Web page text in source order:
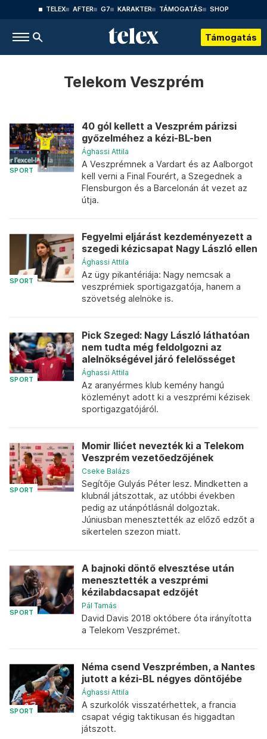
TELEX AFTER G7 KARAKTER TÁMOGATÁS SHOP
Támogatás
Telekom Veszprém
SPORT
40 gól kellett a Veszprém párizsi
győzelméhez a kézi-BL-ben
Ághassi Attila
A Veszprémnek a Vardart és az Aalborgot
kell verni a Final Fourért, a Szegednek a
Flensburgon és a Barcelonán át vezet az
útja.
SPORT
Fegyelmi eljárást kezdeményezett a
szegedi kézicsapat Nagy László ellen
Ághassi Attila
Az ügy pikantériája: Nagy nemcsak a
veszprémiek sportigazgatója, hanem a
szövetség alelnöke is.
SPORT
Pick Szeged: Nagy László láthatóan
nem tudta még feldolgozni az
alelnökségével járó felelősséget
Ághassi Attila
Az aranyérmes klub kemény hangú
közleményt adott ki a veszprémi kézisek
sportigazgatójáról.
SPORT
Momir Ilićet nevezték ki a Telekom
Veszprém vezetőedzőjének
Cseke Balázs
Segítője Gulyás Péter lesz. Mindketten a
klubnál játszottak, az utóbbi években
pedig az utánpótlásnál dolgoztak.
Júniusban menesztették az előző edzőt a
sikertelen szezon miatt.
SPORT
A bajnoki döntő elvesztése után
menesztették a veszprémi
kézilabdacsapat edzőjét
Pál Tamás
David Davis 2018 októbere óta irányította
a Telekom Veszprémet.
SPORT
Néma csend Veszprémben, a Nantes
jutott a kézi-BL négyes döntőjébe
Ághassi Attila
A szurkolók visszatérhettek, a francia
csapat végig taktikusan és higgadtan
játszott.